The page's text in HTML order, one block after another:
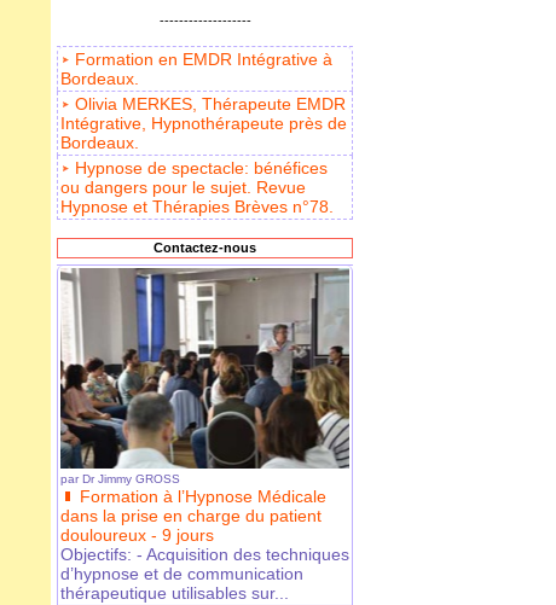
-------------------
Formation en EMDR Intégrative à
Bordeaux.
Olivia MERKES, Thérapeute EMDR
Intégrative, Hypnothérapeute près de
Bordeaux.
Hypnose de spectacle: bénéfices
ou dangers pour le sujet. Revue
Hypnose et Thérapies Brèves n°78.
Contactez-nous
par Dr Jimmy GROSS
Formation à l’Hypnose Médicale
dans la prise en charge du patient
douloureux - 9 jours
Objectifs: - Acquisition des techniques
d’hypnose et de communication
thérapeutique utilisables sur...